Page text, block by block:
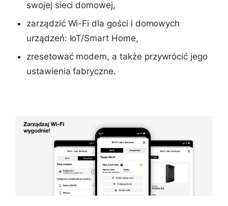
swojej sieci domowej,
zarządzić Wi-Fi dla gości i domowych
urządzeń: IoT/Smart Home,
zresetować modem, a także przywrócić jego
ustawienia fabryczne.